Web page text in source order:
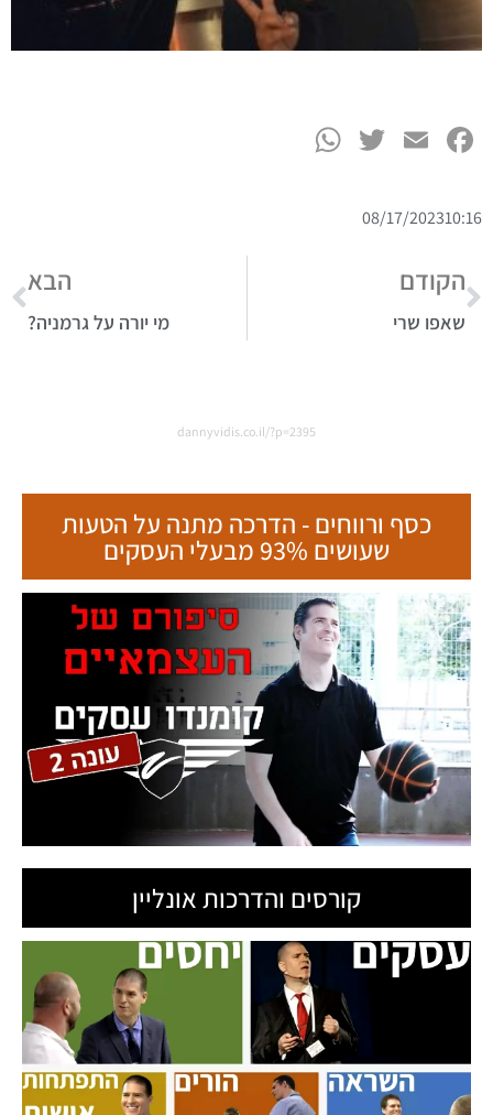
Facebook
Email
Twitter
10:16
08/17/2023
הקודם
שאפו שרי
הבא
מי יורה על גרמניה?
dannyvidis.co.il/?p=2395
כסף ורווחים - הדרכה מתנה על הטעות
שעושים 93% מבעלי העסקים
קורסים והדרכות אונליין